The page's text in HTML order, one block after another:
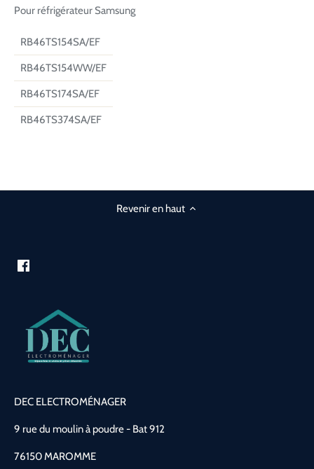
Pour réfrigérateur Samsung
RB46TS154SA/EF
RB46TS154WW/EF
RB46TS174SA/EF
RB46TS374SA/EF
Revenir en haut
DEC ELECTROMÉNAGER
9 rue du moulin à poudre - Bat 912
76150 MAROMME